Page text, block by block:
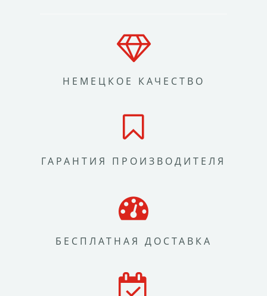
НЕМЕЦКОЕ КАЧЕСТВО
ГАРАНТИЯ ПРОИЗВОДИТЕЛЯ
БЕСПЛАТНАЯ ДОСТАВКА